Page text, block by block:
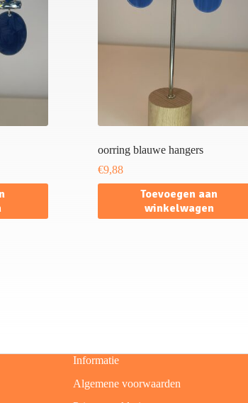
oorring blauwe hangers
€9,88
Toevoegen aan
winkelwagen
Informatie
Algemene voorwaarden